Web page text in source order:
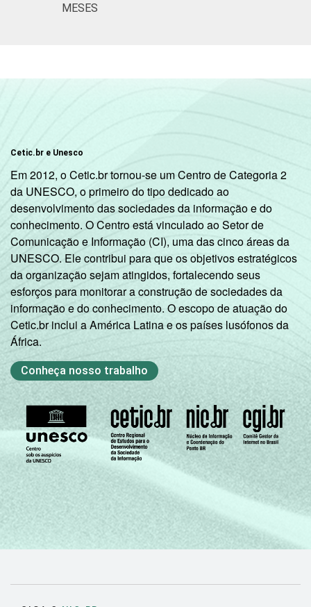
MESES
Cetic.br e Unesco
Em 2012, o Cetic.br tornou-se um Centro de Categoria 2
da UNESCO, o primeiro do tipo dedicado ao
desenvolvimento das sociedades da informação e do
conhecimento. O Centro está vinculado ao Setor de
Comunicação e Informação (CI), uma das cinco áreas da
UNESCO. Ele contribui para que os objetivos estratégicos
da organização sejam atingidos, fortalecendo seus
esforços para monitorar a construção de sociedades da
informação e do conhecimento. O escopo de atuação do
Cetic.br inclui a América Latina e os países lusófonos da
África.
Conheça nosso trabalho